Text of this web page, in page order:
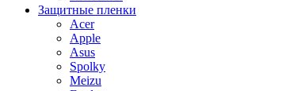
Защитные пленки
Acer
Apple
Asus
Spolky
Meizu